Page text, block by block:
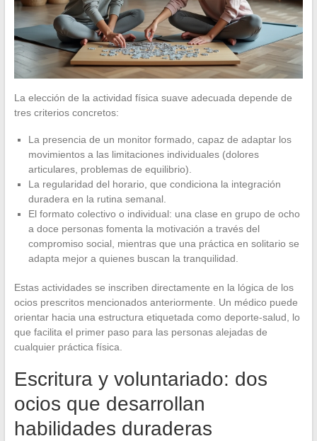
La elección de la actividad física suave adecuada depende de
tres criterios concretos:
La presencia de un monitor formado, capaz de adaptar los
movimientos a las limitaciones individuales (dolores
articulares, problemas de equilibrio).
La regularidad del horario, que condiciona la integración
duradera en la rutina semanal.
El formato colectivo o individual: una clase en grupo de ocho
a doce personas fomenta la motivación a través del
compromiso social, mientras que una práctica en solitario se
adapta mejor a quienes buscan la tranquilidad.
Estas actividades se inscriben directamente en la lógica de los
ocios prescritos mencionados anteriormente. Un médico puede
orientar hacia una estructura etiquetada como deporte-salud, lo
que facilita el primer paso para las personas alejadas de
cualquier práctica física.
Escritura y voluntariado: dos
ocios que desarrollan
habilidades duraderas